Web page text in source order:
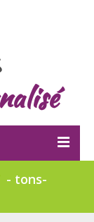
- tons-